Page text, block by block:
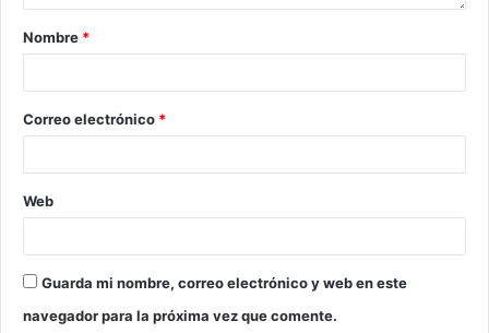
Nombre *
Correo electrónico *
Web
Guarda mi nombre, correo electrónico y web en este
navegador para la próxima vez que comente.